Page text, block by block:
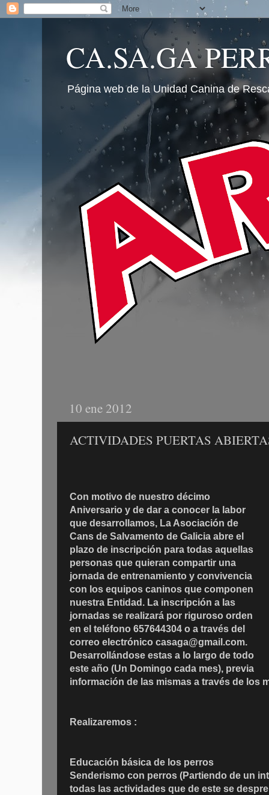
CA.SA.GA
Página web de la Unidad Canina de
10 ene 2012
ACTIVIDADES PUERTAS
Con motivo de nuestro décimo
Aniversario y de dar a conocer la labor
que desarrollamos, La Asociación de
Cans de Salvamento de Galicia abre el
plazo de inscripción para todas aquellas
personas que quieran compartir una
jornada de entrenamiento y convivencia
con los equipos caninos que componen
nuestra Entidad. La inscripción a las
jornadas se realizará por riguroso orden
en el teléfono 657644304 o a través del
correo electrónico casaga@gmail.com.
Desarrollándose estas a lo largo de todo
este año (Un Domingo cada mes), previa
información de las mismas a través de los
Realizaremos :
Educación básica de los perros
Senderismo con perros (Partiendo de un
todas las actividades que de este se